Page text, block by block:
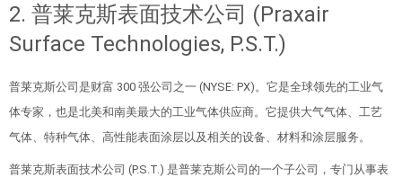
2. 普莱克斯表面技术公司 (Praxair
Surface Technologies, P.S.T.)
普莱克斯公司是财富 300 强公司之一 (NYSE: PX)。它是全球领先的工业气
体专家，也是北美和南美最大的工业气体供应商。它提供大气气体、工艺
气体、特种气体、高性能表面涂层以及相关的设备、材料和涂层服务。
普莱克斯表面技术公司 (P.S.T.) 是普莱克斯公司的一个子公司，专门从事表